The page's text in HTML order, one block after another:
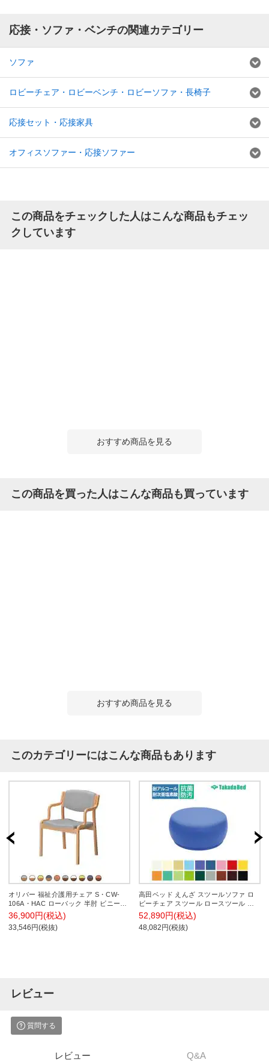
応接・ソファ・ベンチの関連カテゴリー
ソファ
ロビーチェア・ロビーベンチ・ロビーソファ・長椅子
応接セット・応接家具
オフィスソファー・応接ソファー
この商品をチェックした人はこんな商品もチェッ
クしています
おすすめ商品を見る
この商品を買った人はこんな商品も買っています
おすすめ商品を見る
このカテゴリーにはこんな商品もあります
オリバー 福祉介護用チェア S・CW-
106A・HAC ローバック 半肘 ビニール
レザーCL39 スタッキング 抗菌 日本製
幅550×奥行540×高さ790mm
36,900円(税込)
33,546円(税抜)
高田ベッド えんざ スツールソファ ロ
ビーチェア スツール ロースツール 直
径900mm カラー(18色)選択可能 TB-
1603-02
52,890円(税込)
48,082円(税抜)
レビュー
質問する
レビュー Q&A